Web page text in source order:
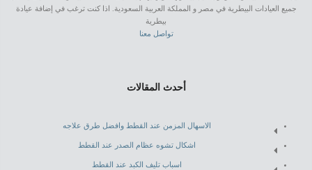
جميع العيادات البيطرية في مصر و المملكة العربية السعودية. اذا كنت ترغب في إضافة عيادة
بيطرية
تواصل معنا
أحدث المقالات
الاسهال المزمن عند القطط وافضل طرق علاجه
اشكال تشوه عظام الصدر عند القطط
اسباب تليف الكبد عند القطط